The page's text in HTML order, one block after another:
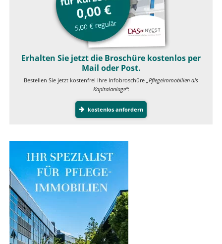
Erhalten Sie jetzt die Broschüre kostenlos per
Mail oder Post.
Bestellen Sie jetzt kostenfrei Ihre Infobroschüre „Pflegeimmobilien als
Kapitalanlage”:
kostenlos anfordern